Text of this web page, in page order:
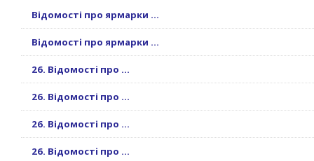
Відомості про ярмарки ...
Відомості про ярмарки ...
26. Відомості про ...
26. Відомості про ...
26. Відомості про ...
26. Відомості про ...